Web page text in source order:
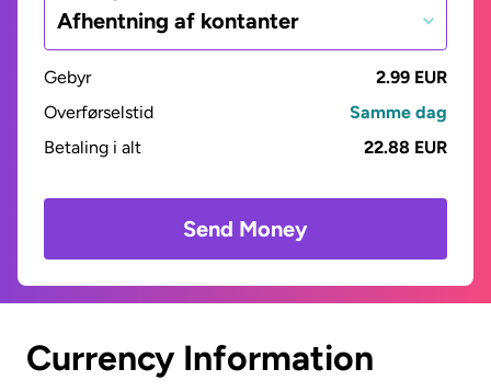
Afhentning af kontanter
Gebyr
2.99 EUR
Overførselstid
Samme dag
Betaling i alt
22.88 EUR
Send Money
Currency Information